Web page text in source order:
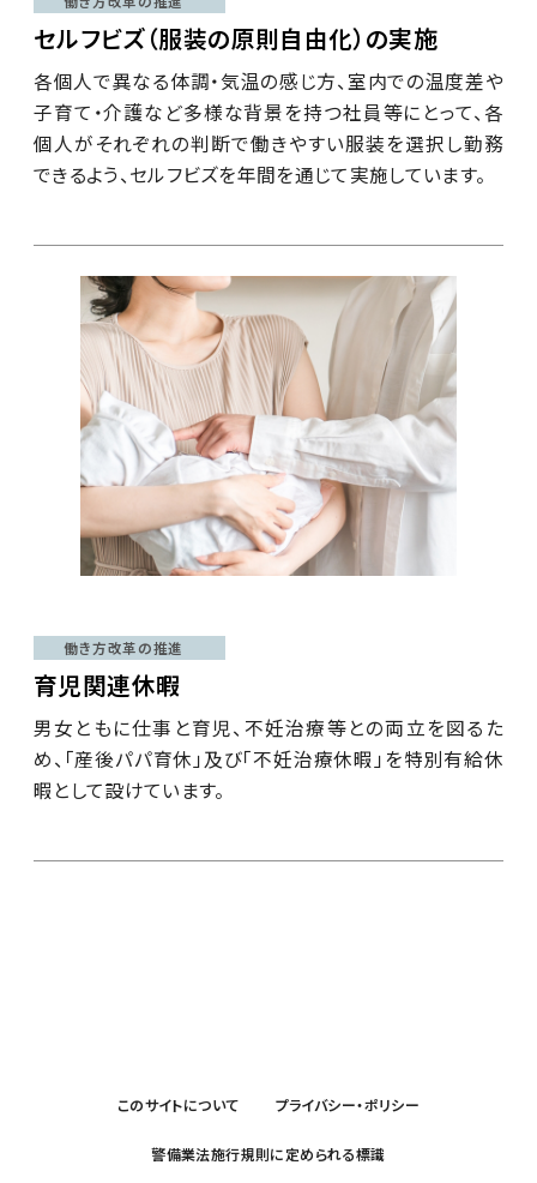
セルフビズ（服装の原則自由化）の実施
各個人で異なる体調・気温の感じ方、室内での温度差や
子育て・介護など多様な背景を持つ社員等にとって、各
個人がそれぞれの判断で働きやすい服装を選択し勤務
できるよう、セルフビズを年間を通じて実施しています。
働き方改革の推進
育児関連休暇
男女ともに仕事と育児、不妊治療等との両立を図るた
め、「産後パパ育休」及び「不妊治療休暇」を特別有給休
暇として設けています。
このサイトについて プライバシー・ポリシー
警備業法施行規則に定められる標識